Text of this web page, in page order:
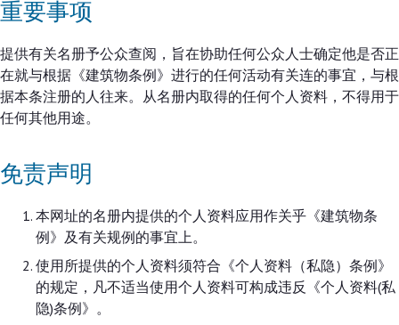
重要事项
提供有关名册予公众查阅，旨在协助任何公众人士确定他是否正
在就与根据《建筑物条例》进行的任何活动有关连的事宜，与根
据本条注册的人往来。从名册内取得的任何个人资料，不得用于
任何其他用途。
免责声明
本网址的名册内提供的个人资料应用作关乎《建筑物条
例》及有关规例的事宜上。
使用所提供的个人资料须符合《个人资料（私隐）条例》
的规定，凡不适当使用个人资料可构成违反《个人资料(私
隐)条例》。